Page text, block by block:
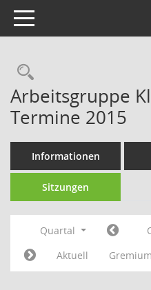
Toggle navigation
Arbeitsgruppe
Termine 2015
Informationen
Sitzungen
Quartal
Aktuell